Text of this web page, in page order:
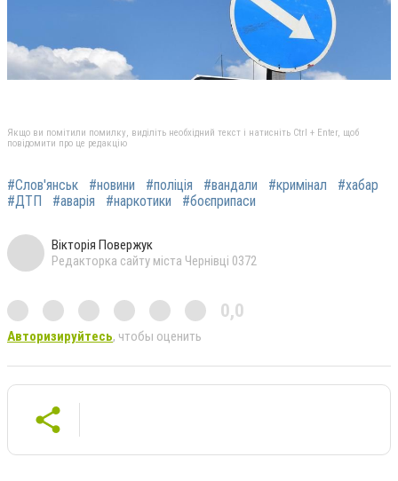
Якщо ви помітили помилку, виділіть необхідний текст і натисніть Ctrl + Enter, щоб
повідомити про це редакцію
#Слов'янськ #новини #поліція #вандали #кримінал
#хабар
#ДТП
#аварія #наркотики #боєприпаси
Вікторія Повержук
Редакторка сайту міста Чернівці 0372
0,0
Авторизируйтесь, чтобы оценить